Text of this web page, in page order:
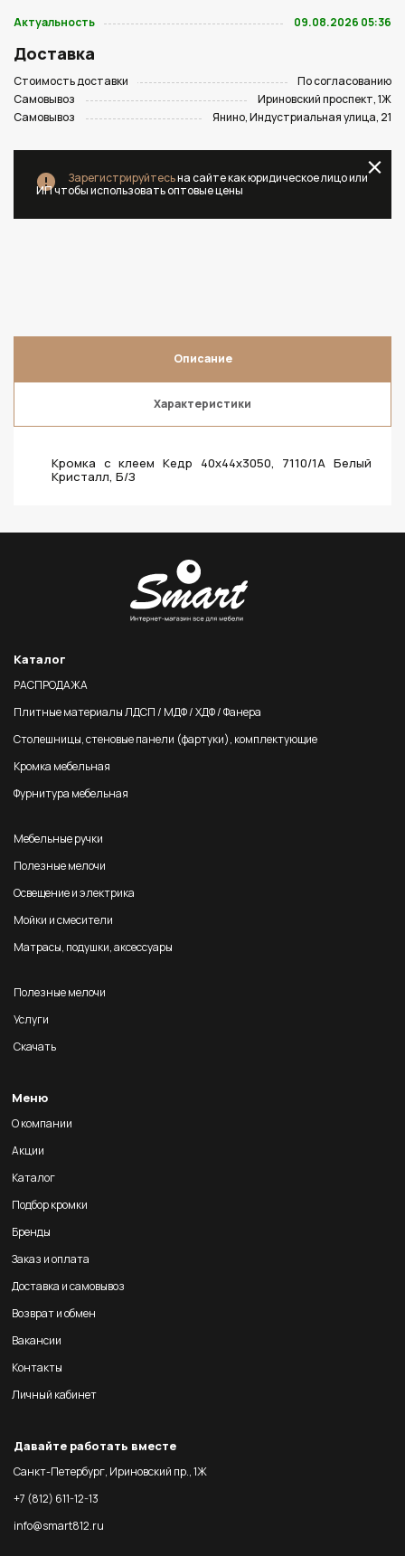
Актуальность
09.08.2026 05:36
Доставка
Стоимость доставки
По согласованию
Самовывоз
Ириновский проспект, 1Ж
Самовывоз
Янино, Индустриальная улица, 21
Зарегистрируйтесьна сайте как юридическое лицо или
ИП чтобы использовать оптовые цены
Описание
Характеристики
Кромка с клеем Кедр 40х44х3050, 7110/1A Белый
Кристалл, Б/З
Каталог
РАСПРОДАЖА
Плитные материалы ЛДСП / МДФ / ХДФ / Фанера
Столешницы, стеновые панели (фартуки), комплектующие
Кромка мебельная
Фурнитура мебельная
Мебельные ручки
Полезные мелочи
Освещение и электрика
Мойки и смесители
Матрасы, подушки, аксессуары
Полезные мелочи
Услуги
Скачать
Меню
О компании
Акции
Каталог
Подбор кромки
Бренды
Заказ и оплата
Доставка и самовывоз
Возврат и обмен
Вакансии
Контакты
Личный кабинет
Давайте работать вместе
Санкт-Петербург, Ириновский пр., 1Ж
+7 (812) 611-12-13
info@smart812.ru